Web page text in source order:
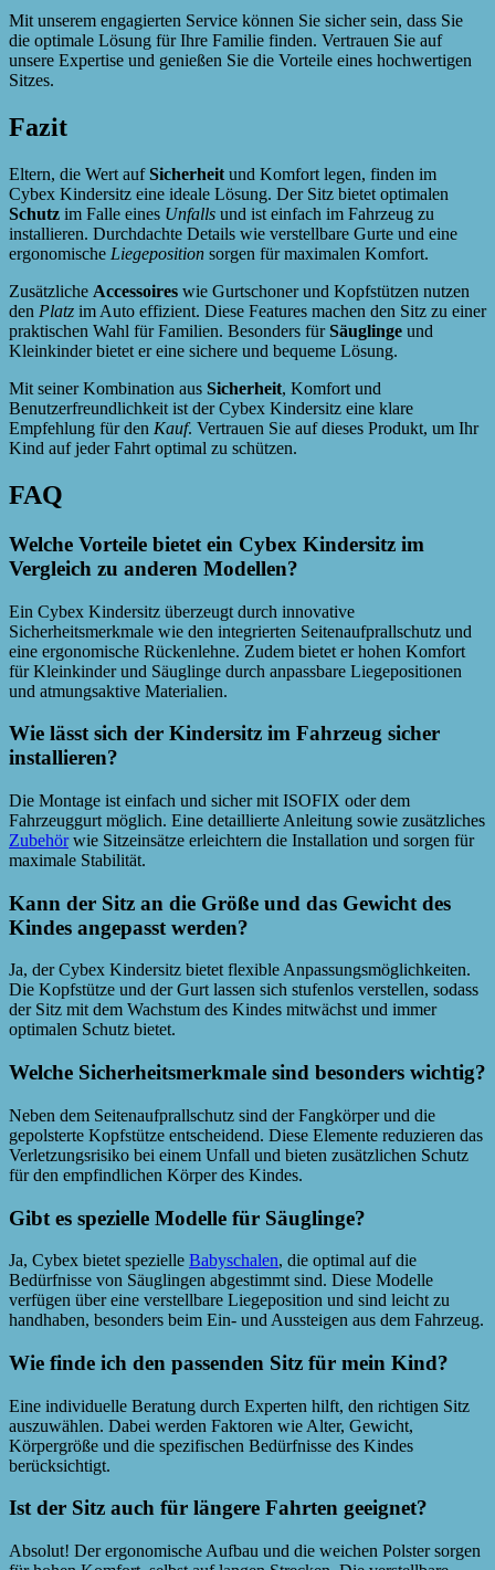
Mit unserem engagierten Service können Sie sicher sein, dass Sie
die optimale Lösung für Ihre Familie finden. Vertrauen Sie auf
unsere Expertise und genießen Sie die Vorteile eines hochwertigen
Sitzes.
Fazit
Eltern, die Wert aufSicherheit und Komfort legen, finden im
Cybex Kindersitz eine ideale Lösung. Der Sitz bietet optimalen
Schutz im Falle eines Unfalls und ist einfach im Fahrzeug zu
installieren. Durchdachte Details wie verstellbare Gurte und eine
ergonomische Liegeposition sorgen für maximalen Komfort.
Zusätzliche Accessoires wie Gurtschoner und Kopfstützen nutzen
den Platz im Auto effizient. Diese Features machen den Sitz zu einer
praktischen Wahl für Familien. Besonders fürSäuglinge und
Kleinkinder bietet er eine sichere und bequeme Lösung.
Mit seiner Kombination aus Sicherheit, Komfort und
Benutzerfreundlichkeit ist der Cybex Kindersitz eine klare
Empfehlung für den Kauf. Vertrauen Sie auf dieses Produkt, um Ihr
Kind auf jeder Fahrt optimal zu schützen.
FAQ
Welche Vorteile bietet ein Cybex Kindersitz im
Vergleich zu anderen Modellen?
Ein Cybex Kindersitz überzeugt durch innovative
Sicherheitsmerkmale wie den integrierten Seitenaufprallschutz und
eine ergonomische Rückenlehne. Zudem bietet er hohen Komfort
für Kleinkinder und Säuglinge durch anpassbare Liegepositionen
und atmungsaktive Materialien.
Wie lässt sich der Kindersitz im Fahrzeug sicher
installieren?
Die Montage ist einfach und sicher mit ISOFIX oder dem
Fahrzeuggurt möglich. Eine detaillierte Anleitung sowie zusätzliches
Zubehörwie Sitzeinsätze erleichtern die Installation und sorgen für
maximale Stabilität.
Kann der Sitz an die Größe und das Gewicht des
Kindes angepasst werden?
Ja, der Cybex Kindersitz bietet flexible Anpassungsmöglichkeiten.
Die Kopfstütze und der Gurt lassen sich stufenlos verstellen, sodass
der Sitz mit dem Wachstum des Kindes mitwächst und immer
optimalen Schutz bietet.
Welche Sicherheitsmerkmale sind besonders wichtig?
Neben dem Seitenaufprallschutz sind der Fangkörper und die
gepolsterte Kopfstütze entscheidend. Diese Elemente reduzieren das
Verletzungsrisiko bei einem Unfall und bieten zusätzlichen Schutz
für den empfindlichen Körper des Kindes.
Gibt es spezielle Modelle für Säuglinge?
Ja, Cybex bietet spezielle Babyschalen, die optimal auf die
Bedürfnisse von Säuglingen abgestimmt sind. Diese Modelle
verfügen über eine verstellbare Liegeposition und sind leicht zu
handhaben, besonders beim Ein- und Aussteigen aus dem Fahrzeug.
Wie finde ich den passenden Sitz für mein Kind?
Eine individuelle Beratung durch Experten hilft, den richtigen Sitz
auszuwählen. Dabei werden Faktoren wie Alter, Gewicht,
Körpergröße und die spezifischen Bedürfnisse des Kindes
berücksichtigt.
Ist der Sitz auch für längere Fahrten geeignet?
Absolut! Der ergonomische Aufbau und die weichen Polster sorgen